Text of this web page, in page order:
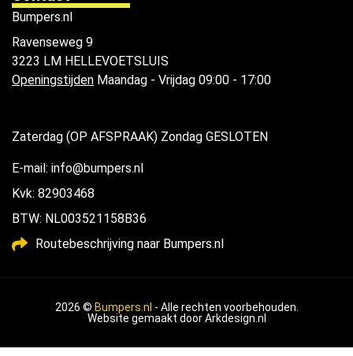
Bumpers.nl
Ravenseweg 9
3223 LM HELLEVOETSLUIS
Openingstijden Maandag - Vrijdag 09:00 - 17:00
Zaterdag (OP AFSPRAAK) Zondag GESLOTEN
E-mail: info@bumpers.nl
Kvk: 82903468
BTW: NL003521158B36
Routebeschrijving naar Bumpers.nl
2026 © Bumpers.nl - Alle rechten voorbehouden.
Website gemaakt doorArkdesign.nl